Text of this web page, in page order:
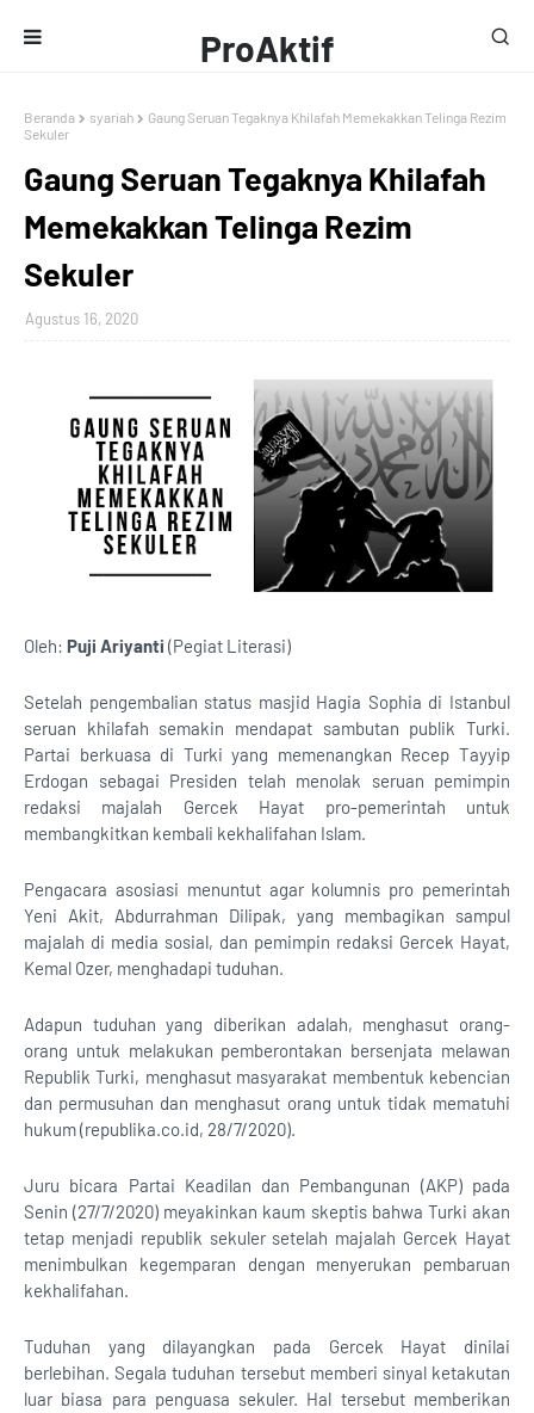
ProAktif
Media
Beranda syariah
Gaung Seruan Tegaknya Khilafah Memekakkan Telinga Rezim
Sekuler
Gaung Seruan Tegaknya Khilafah
Memekakkan Telinga Rezim
Sekuler
Agustus 16, 2020
Oleh: Puji Ariyanti (Pegiat Literasi)
Setelah pengembalian status masjid Hagia Sophia di Istanbul
seruan khilafah semakin mendapat sambutan publik Turki.
Partai berkuasa di Turki yang memenangkan Recep Tayyip
Erdogan sebagai Presiden telah menolak seruan pemimpin
redaksi majalah Gercek Hayat pro-pemerintah untuk
membangkitkan kembali kekhalifahan Islam.
Pengacara asosiasi menuntut agar kolumnis pro pemerintah
Yeni Akit, Abdurrahman Dilipak, yang membagikan sampul
majalah di media sosial, dan pemimpin redaksi Gercek Hayat,
Kemal Ozer, menghadapi tuduhan.
Adapun tuduhan yang diberikan adalah, menghasut orang-
orang untuk melakukan pemberontakan bersenjata melawan
Republik Turki, menghasut masyarakat membentuk kebencian
dan permusuhan dan menghasut orang untuk tidak mematuhi
hukum (republika.co.id, 28/7/2020).
Juru bicara Partai Keadilan dan Pembangunan (AKP) pada
Senin (27/7/2020) meyakinkan kaum skeptis bahwa Turki akan
tetap menjadi republik sekuler setelah majalah Gercek Hayat
menimbulkan kegemparan dengan menyerukan pembaruan
kekhalifahan.
Tuduhan yang dilayangkan pada Gercek Hayat dinilai
berlebihan. Segala tuduhan tersebut memberi sinyal ketakutan
luar biasa para penguasa sekuler. Hal tersebut memberikan